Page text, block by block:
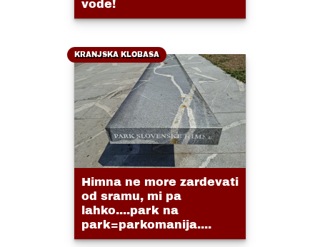
vode!
KRANJSKA KLOBASA
Himna ne more zardevati
od sramu, mi pa
lahko....park na
park=parkomanija....